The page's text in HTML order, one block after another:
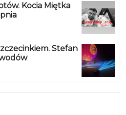
Kocia Miętka
Stefan